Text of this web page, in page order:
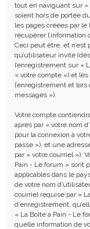
tout en naviguant sur
soient hors de portée
les pages créées par
récupérer
Ceci peut être, et
qu’utilisateur invité
l’enregistrement sur «
« votre compte ») et
l’enregistrement et lors
messages »).
Votre compte
après par « votre nom
pour la connexion à
passe »), et une
par « votre courriel »).
Pain - Le forum » sont
applicables dans le
de votre nom
courriel requise par «
d’enregistrement,
« La Boîte à Pain - Le
quelle information de